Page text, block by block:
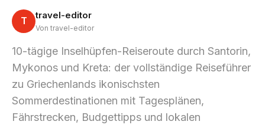
T travel-editor
Von travel-editor
10-tägige Inselhüpfen-Reiseroute durch Santorin,
Mykonos und Kreta: der vollständige Reiseführer
zu Griechenlands ikonischsten
Sommerdestinationen mit Tagesplänen,
Fährstrecken, Budgettipps und lokalen